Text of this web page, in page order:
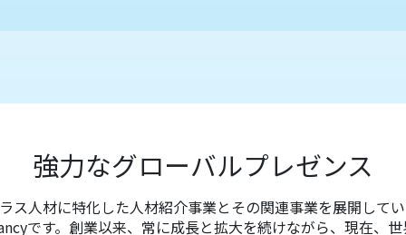
強力なグローバルプレゼンス
ス人材に特化した人材紹介事業とその関連事業を展開して
です。創業以来、常に成長と拡大を続けながら、現在、